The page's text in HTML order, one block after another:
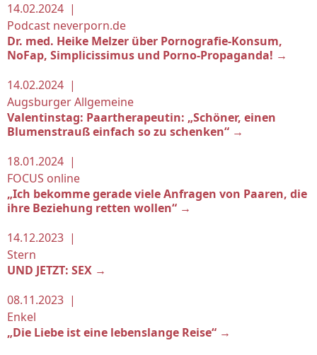
14.02.2024 |
Podcast neverporn.de
Dr. med. Heike Melzer über Pornografie-Konsum,
NoFap, Simplicissimus und Porno-Propaganda! →
14.02.2024 |
Augsburger Allgemeine
Valentinstag: Paartherapeutin: „Schöner, einen
Blumenstrauß einfach so zu schenken“ →
18.01.2024 |
FOCUS online
„Ich bekomme gerade viele Anfragen von Paaren, die
ihre Beziehung retten wollen“ →
14.12.2023 |
Stern
UND JETZT: SEX →
08.11.2023 |
Enkel
„Die Liebe ist eine lebenslange Reise“ →